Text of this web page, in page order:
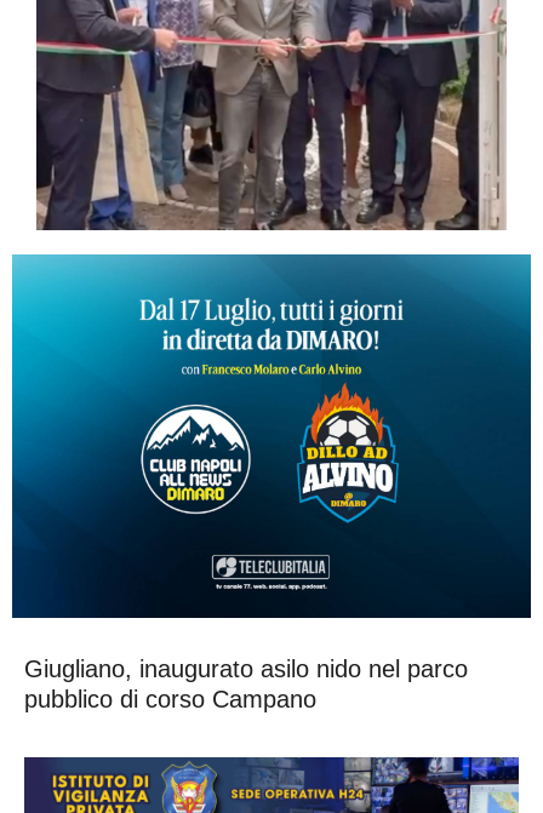
Giugliano, inaugurato asilo nido nel parco
pubblico di corso Campano